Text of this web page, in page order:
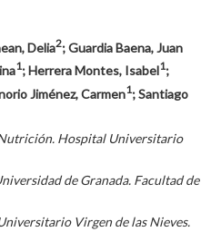
Delia2; Guardia Baena, Juan
1; Herrera Montes, Isabel1;
Jiménez, Carmen1; Santiago
Hospital Universitario
de Granada. Facultad de
Virgen de las Nieves.